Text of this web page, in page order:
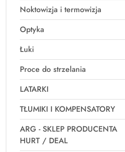
Noktowizja i termowizja
Optyka
Łuki
Proce do strzelania
LATARKI
TŁUMIKI I KOMPENSATORY
ARG - SKLEP PRODUCENTA
HURT / DEAL